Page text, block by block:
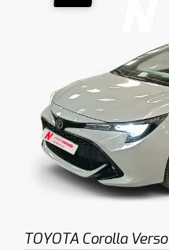
TOYOTA Corolla Verso